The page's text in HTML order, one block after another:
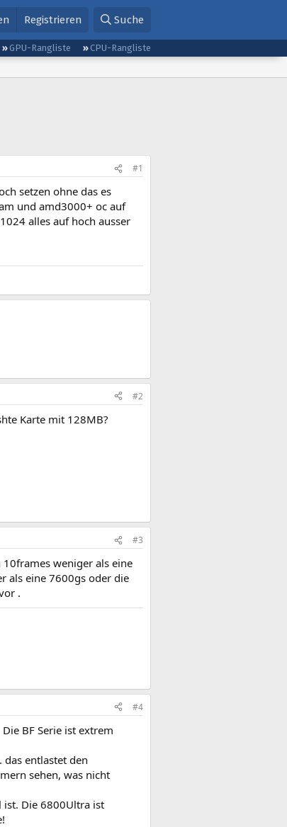
Registrieren Suche
GPU-Rangliste
CPU-Rangliste
#1
setzen ohne das es
und amd3000+ oc auf
alles auf hoch ausser
#2
Karte mit 128MB?
#3
weniger als eine
als eine 7600gs oder die
.
#4
BF Serie ist extrem
entlastet den
sehen, was nicht
ist. Die 6800Ultra ist